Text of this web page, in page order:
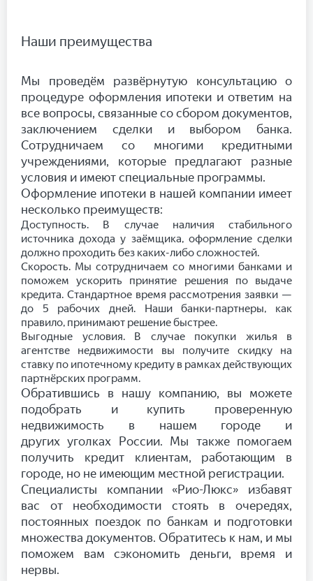
Наши преимущества
Мы проведём развёрнутую консультацию о
процедуре оформления ипотеки и ответим на
все вопросы, связанные со сбором документов,
заключением сделки и выбором банка.
Сотрудничаем со многими кредитными
учреждениями, которые предлагают разные
условия и имеют специальные программы.
Оформление ипотеки в нашей компании имеет
несколько преимуществ:
Доступность. В случае наличия стабильного
источника дохода у заёмщика, оформление сделки
должно проходить без каких-либо сложностей.
Скорость. Мы сотрудничаем со многими банками и
поможем ускорить принятие решения по выдаче
кредита. Стандартное время рассмотрения заявки —
до 5 рабочих дней. Наши банки-партнеры, как
правило, принимают решение быстрее.
Выгодные условия. В случае покупки жилья в
агентстве недвижимости вы получите скидку на
ставку по ипотечному кредиту в рамках действующих
партнёрских программ.
Обратившись в нашу компанию, вы можете
подобрать и купить проверенную
недвижимость в нашем городе и
других уголках России. Мы также помогаем
получить кредит клиентам, работающим в
городе, но не имеющим местной регистрации.
Специалисты компании «Рио-Люкс» избавят
вас от необходимости стоять в очередях,
постоянных поездок по банкам и подготовки
множества документов. Обратитесь к нам, и мы
поможем вам сэкономить деньги, время и
нервы.